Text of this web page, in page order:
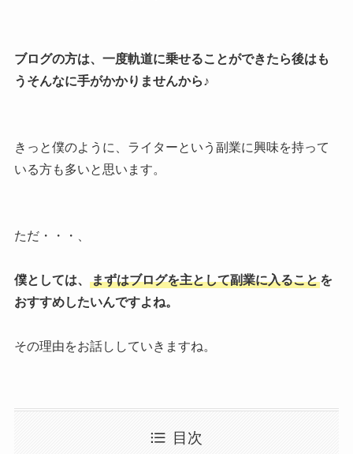
ブログの方は、一度軌道に乗せることができたら後はも
うそんなに手がかかりませんから♪
きっと僕のように、ライターという副業に興味を持って
いる方も多いと思います。
ただ・・・、
僕としては、 まずはブログを主として副業に入ることを
おすすめしたいんですよね。
その理由をお話ししていきますね。
目次